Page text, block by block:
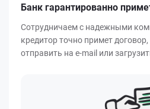
Банк гарантированно
Сотрудничаем с надежными
кредитор точно примет
отправить на e-mail или